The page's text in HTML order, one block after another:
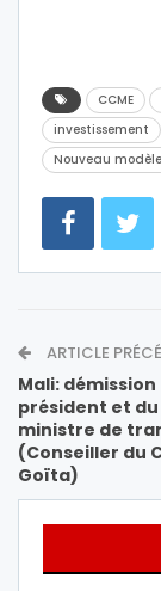
CCME
investissement
Nouveau
ARTICLE
Mali: démission
président et
ministre de
(Conseiller du
Goïta)